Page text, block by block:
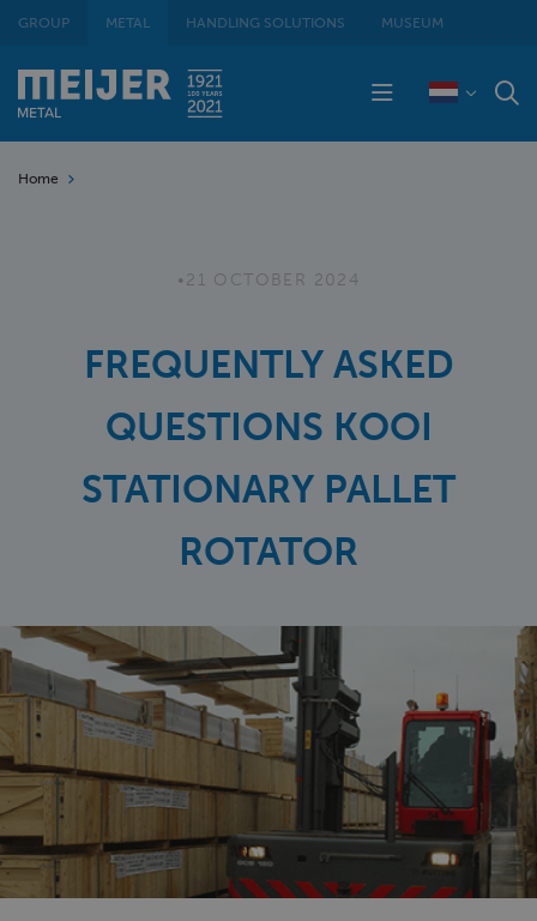
GROUP METAL HANDLING SOLUTIONS MUSEUM
Home
•21 OCTOBER 2024
FREQUENTLY ASKED
QUESTIONS KOOI
STATIONARY PALLET
ROTATOR